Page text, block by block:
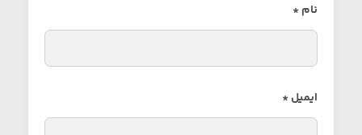
نام*
ایمیل*